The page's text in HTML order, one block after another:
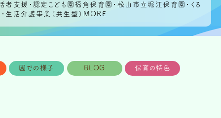
援・認定こども園福角保育園・松山市立堀江保育園・くる
生活介護事業（共生型）MORE
園での様子 BLOG 保育の特色